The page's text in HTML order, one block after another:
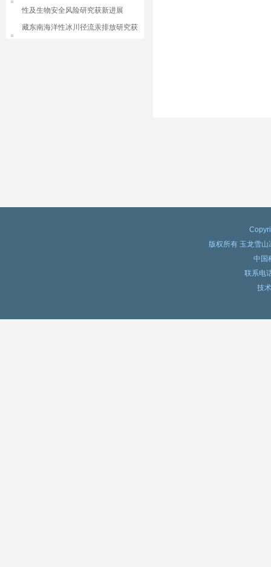
性及生物安全风险研究获新进展
藏东南海洋性冰川径流汞排放研究获
版权所有 玉龙雪
中国
联系电
技